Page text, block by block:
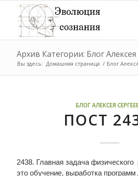
Архив Категории: Блог
Вы здесь: Домашняя страница / Блог
БЛОГ АЛЕКСЕЯ
ПОСТ
2438. Главная задача
это обучение, выработка